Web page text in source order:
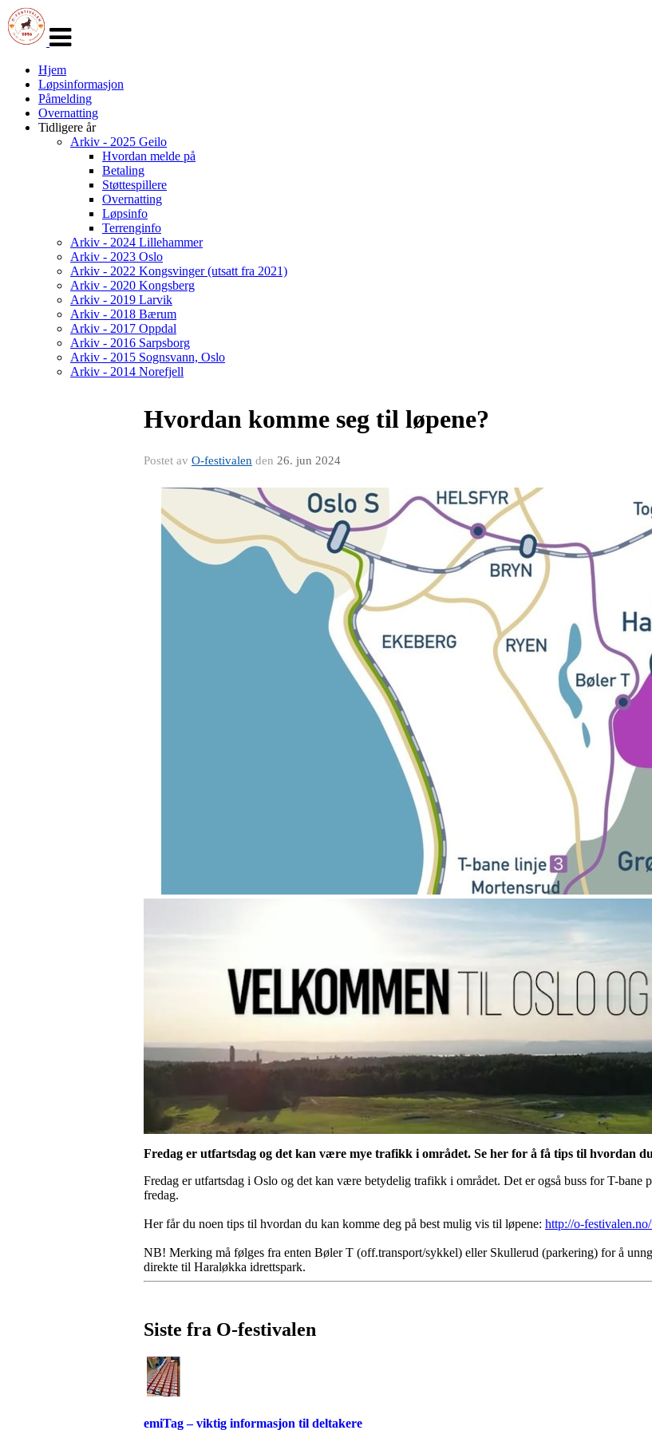
navigasjon
Hjem
Løpsinformasjon
Påmelding
Overnatting
Tidligere år
Arkiv - 2025 Geilo
Hvordan melde på
Betaling
Støttespillere
Overnatting
Løpsinfo
Terrenginfo
Arkiv - 2024 Lillehammer
Arkiv - 2023 Oslo
Arkiv - 2022 Kongsvinger (utsatt fra 2021)
Arkiv - 2020 Kongsberg
Arkiv - 2019 Larvik
Arkiv - 2018 Bærum
Arkiv - 2017 Oppdal
Arkiv - 2016 Sarpsborg
Arkiv - 2015 Sognsvann, Oslo
Arkiv - 2014 Norefjell
Hvordan komme seg til løpene?
Postet av O-festivalen den 26. jun 2024
Fredag er utfartsdag og det kan være mye trafikk i området. Se her for å få tips til hvordan
Fredag er utfartsdag i Oslo og det kan være betydelig trafikk i området. Det er også buss for T-
fredag.
Her får du noen tips til hvordan du kan komme deg på best mulig vis til løpene: http://o-
NB! Merking må følges fra enten Bøler T (off.transport/sykkel) eller Skullerud (parkering) for å
direkte til Haraløkka idrettspark.
Siste fra O-festivalen
emiTag – viktig informasjon til deltakere